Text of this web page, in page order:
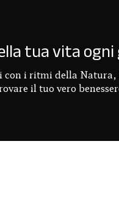
tua vita
i ritmi della
il tuo vero